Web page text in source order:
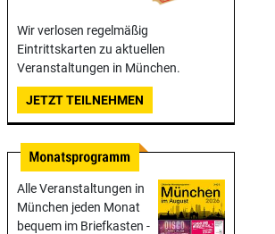
Wir verlosen regelmäßig
Eintrittskarten zu aktuellen
Veranstaltungen in München.
JETZT TEILNEHMEN
Alle Veranstaltungen in
München jeden Monat
bequem im Briefkasten -